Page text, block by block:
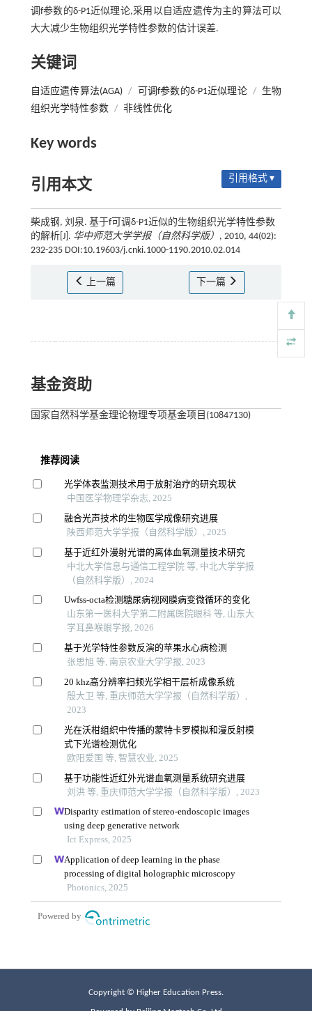
调f参数的δ-P1近似理论,采用以自适应遗传为主的算法可以
大大减少生物组织光学特性参数的估计误差.
关键词
自适应遗传算法(AGA) / 可调f参数的δ-P1近似理论 / 生物
组织光学特性参数 / 非线性优化
Key words
引用本文 引用格式 ▾
柴成钢, 刘泉. 基于f可调δ-P1近似的生物组织光学特性参数
的解析[J]. 华中师范大学学报（自然科学版） , 2010, 44(02):
232-235 DOI:10.19603/j.cnki.1000-1190.2010.02.014
上一篇 下一篇
基金资助
国家自然科学基金理论物理专项基金项目(10847130)
Copyright © Higher Education Press.